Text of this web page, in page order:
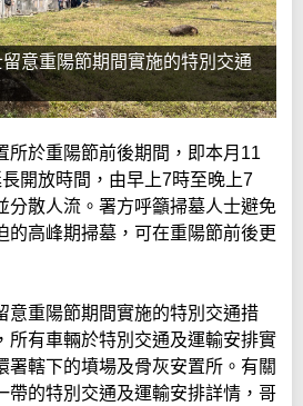
意重陽節期間實施的特別交通
所於重陽節前後期間，即本月11
開放時間，由早上7時至晚上7
分散人流。署方呼籲掃墓人士避免
的高峰期掃墓，可在重陽節前後更
意重陽節期間實施的特別交通措
所有車輛於特別交通及運輸安排實
署轄下的墳場及骨灰安置所。有關
帶的特別交通及運輸安排詳情，哥